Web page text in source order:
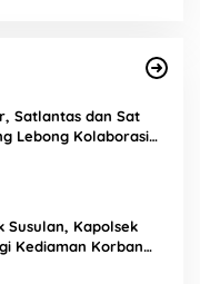
Satlantas dan Sat
Lebong Kolaborasi
Susulan, Kapolsek
Kediaman Korban
Mumpo